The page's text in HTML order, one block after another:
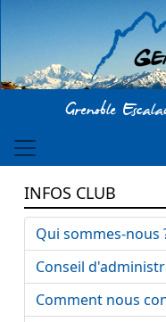
Grenoble
INFOS CLUB
Qui sommes-nous
Conseil
Comment nous